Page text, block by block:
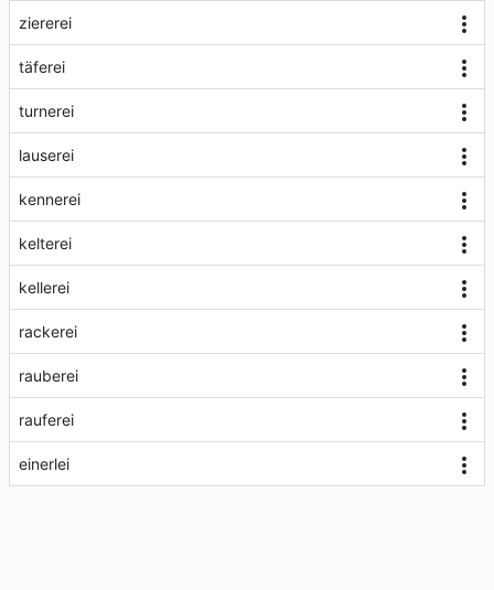
ziererei
täferei
turnerei
lauserei
kennerei
kelterei
kellerei
rackerei
rauberei
rauferei
einerlei